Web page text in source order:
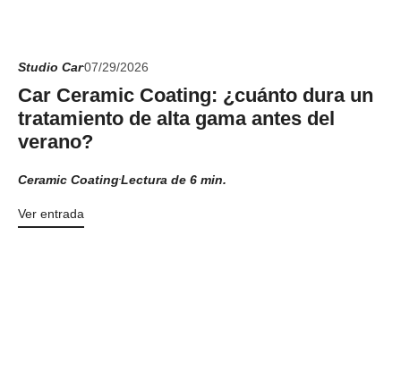
Studio Car07/29/2026
Car Ceramic Coating: ¿cuánto dura un
tratamiento de alta gama antes del
verano?
Ceramic CoatingLectura de 6 min.
Ver entrada